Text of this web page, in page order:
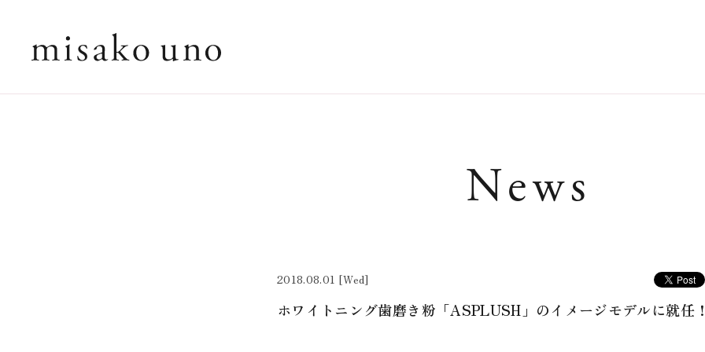
News
2018.08.01 [Wed]
ホワイトニング歯磨き粉「ASPLUSH」のイメージモデルに就任